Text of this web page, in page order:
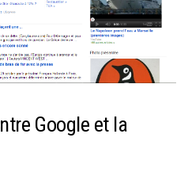
Google et la